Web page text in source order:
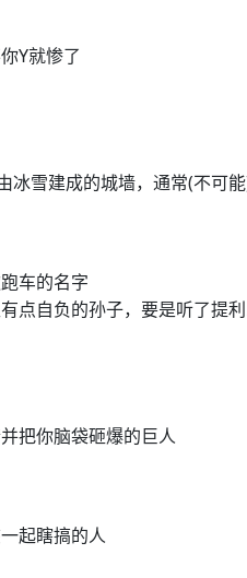
Y就惨了
冰雪建成的城墙，通常(不可
车的名字
点自负的孙子，要是听了提
把你脑袋砸爆的巨人
起瞎搞的人